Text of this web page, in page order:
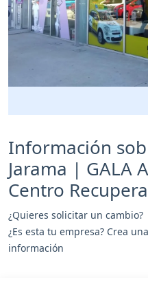
Información
Jarama | GALA
Centro
¿Quieres solicitar un cambio?
¿Es esta tu empresa? Crea
información